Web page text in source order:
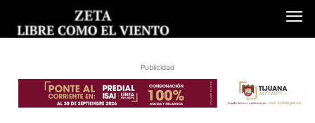
Publicidad